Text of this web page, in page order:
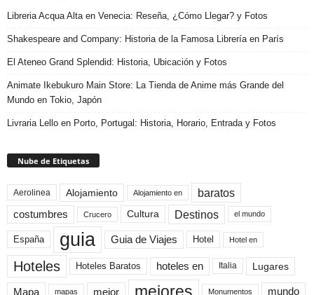
Libreria Acqua Alta en Venecia: Reseña, ¿Cómo Llegar? y Fotos
Shakespeare and Company: Historia de la Famosa Librería en París
El Ateneo Grand Splendid: Historia, Ubicación y Fotos
Animate Ikebukuro Main Store: La Tienda de Anime más Grande del
Mundo en Tokio, Japón
Livraria Lello en Porto, Portugal: Historia, Horario, Entrada y Fotos
Nube de Etiquetas
Aerolinea Alojamiento Alojamiento en baratos
costumbres Crucero Cultura Destinos el mundo
España guia Guia de Viajes Hotel Hotel en
Hoteles Hoteles Baratos hoteles en Italia Lugares
Mapa mapas mejor mejores Monumentos mundo